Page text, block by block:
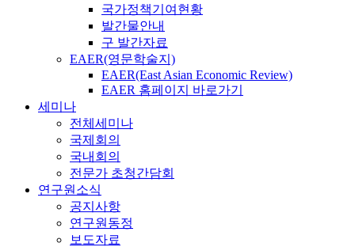
국가정책기여현황
발간물안내
구 발간자료
EAER(영문학술지)
EAER(East Asian Economic Review)
EAER 홈페이지 바로가기
세미나
전체세미나
국제회의
국내회의
전문가 초청간담회
연구원소식
공지사항
연구원동정
보도자료